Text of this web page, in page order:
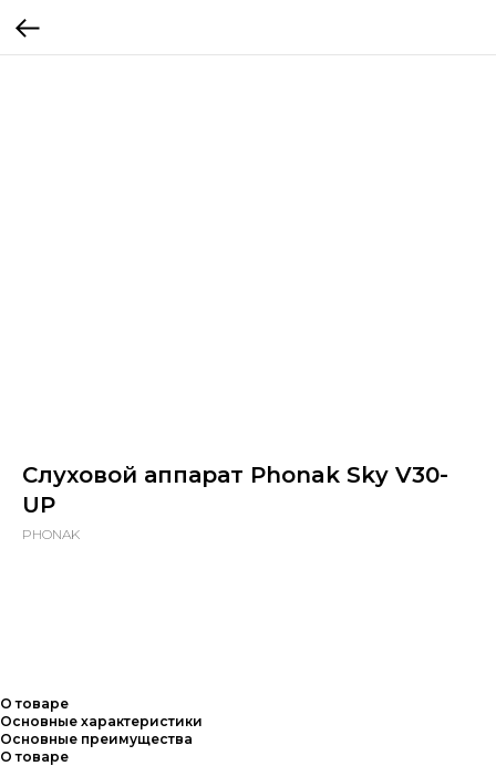
Слуховой аппарат Phonak Sky V30-
UP
PHONAK
О товаре
Основные характеристики
Основные преимущества
О товаре